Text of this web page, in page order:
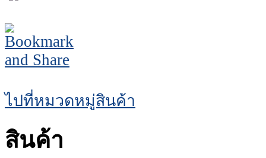
ไปที่หมวดหมู่สินค้า
สินค้า